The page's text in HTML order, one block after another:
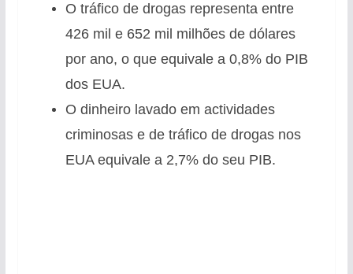
O tráfico de drogas representa entre
426 mil e 652 mil milhões de dólares
por ano, o que equivale a 0,8% do PIB
dos EUA.
O dinheiro lavado em actividades
criminosas e de tráfico de drogas nos
EUA equivale a 2,7% do seu PIB.